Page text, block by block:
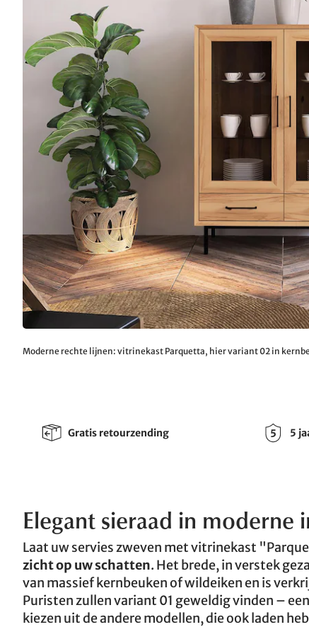
Moderne rechte lijnen: vitrinekast Parquetta, hier variant 02 in
Gratis retourzending 5
Elegant sieraad in moderne
Laat uw servies zweven met vitrinekast
zicht op uw schatten. Het brede, in verstek
van massief kernbeuken of wildeiken en is
Puristen zullen variant 01 geweldig vinden –
kiezen uit de andere modellen, die ook laden